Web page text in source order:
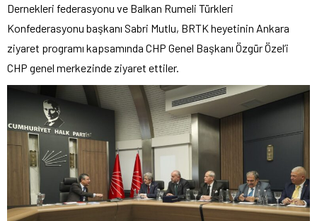
Dernekleri federasyonu ve Balkan Rumeli Türkleri
Konfederasyonu başkanı Sabri Mutlu, BRTK heyetinin Ankara
ziyaret programı kapsamında CHP Genel Başkanı Özgür Özel’i
CHP genel merkezinde ziyaret ettiler.